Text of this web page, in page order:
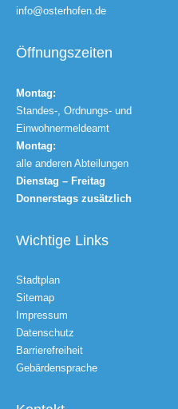
info@osterhofen.de
Öffnungszeiten
Montag:
Standes-, Ordnungs- und
Einwohnermeldeamt
Montag:
alle anderen Abteilungen
Dienstag – Freitag
Donnerstags zusätzlich
Wichtige Links
Stadtplan
Sitemap
Impressum
Datenschutz
Barrierefreiheit
Gebärdensprache